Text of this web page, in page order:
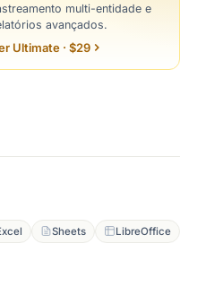
multi-entidade e
avançados.
Ultimate · $29
Sheets LibreOffice